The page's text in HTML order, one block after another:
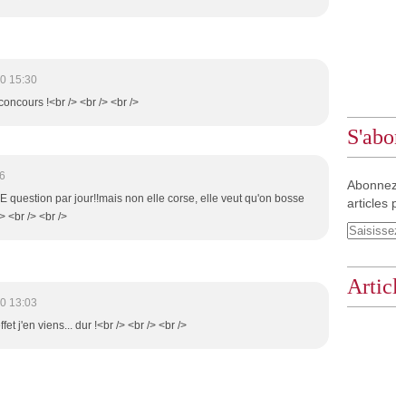
15:30
!<br /> <br /> <br />
question par jour!!mais non elle corse, elle veut qu'on bosse
<br /> <br />
13:03
j'en viens... dur !<br /> <br /> <br />
articles